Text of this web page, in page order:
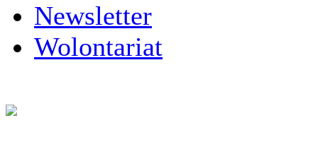
Newsletter
Wolontariat